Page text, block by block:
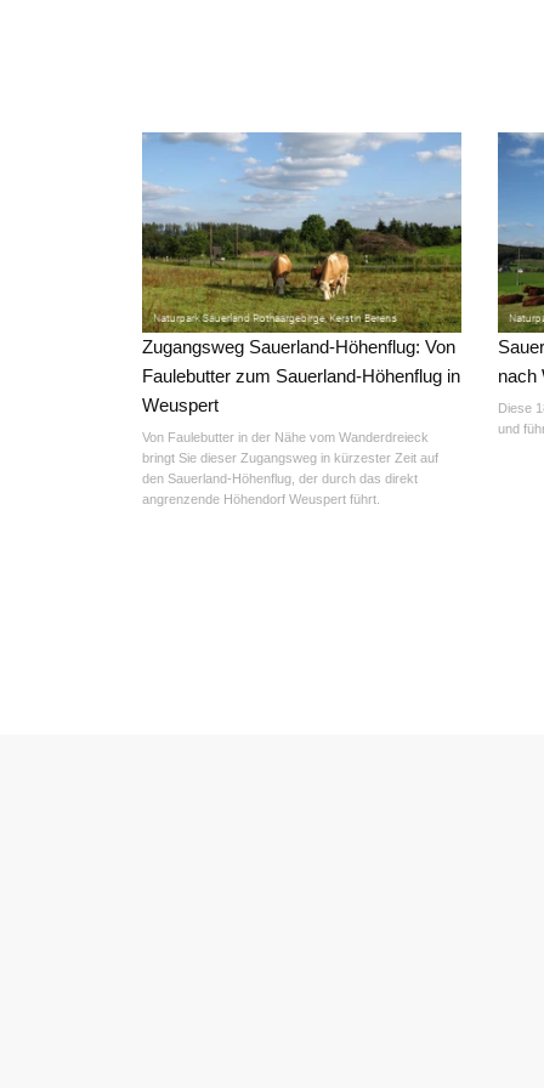
Zugangsweg Sauerland-Höhenflug: Von
Faulebutter zum Sauerland-Höhenflug in
Weuspert
Von Faulebutter in der Nähe vom Wanderdreieck
bringt Sie dieser Zugangsweg in kürzester Zeit auf
den Sauerland-Höhenflug, der durch das direkt
angrenzende Höhendorf Weuspert führt.
nach
Diese
und